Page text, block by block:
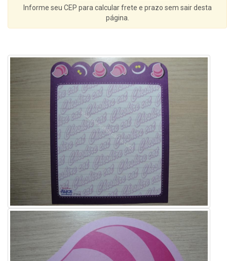
Informe seu CEP para calcular frete e prazo sem sair desta
página.